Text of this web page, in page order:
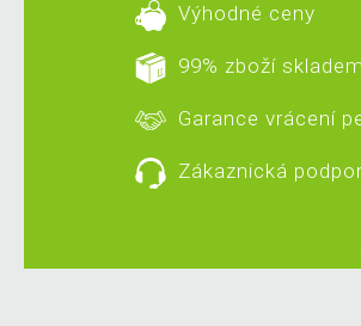
Výhodné ceny
99% zboží skladem
Garance vrácení
Zákaznická